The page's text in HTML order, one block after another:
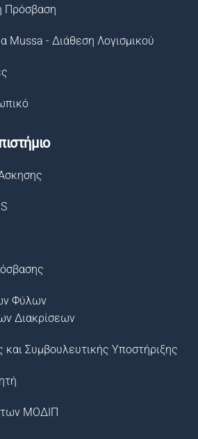
Πρόσβαση
Μussa - Διάθεση Λογισμικού
Φύλων
Διακρίσεων
και Συμβουλευτικής Υποστήριξης
ΜΟΔΙΠ